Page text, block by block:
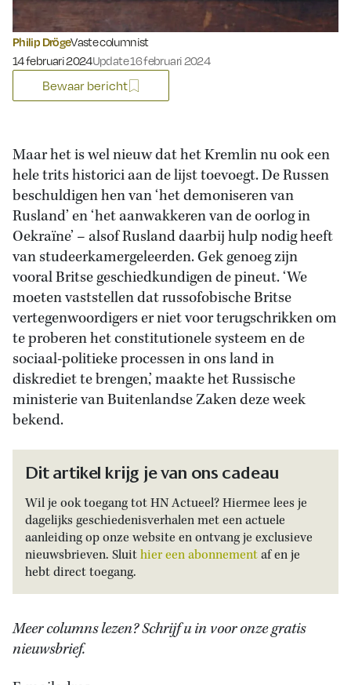
Philip DrögeVaste columnist
Gepubliceerd op:
14 februari 2024Update 16 februari 2024
Bewaar bericht
Maar het is wel nieuw dat het Kremlin nu ook een
hele trits historici aan de lijst toevoegt. De Russen
beschuldigen hen van ‘het demoniseren van
Rusland’ en ‘het aanwakkeren van de oorlog in
Oekraïne’ – alsof Rusland daarbij hulp nodig heeft
van studeerkamergeleerden. Gek genoeg zijn
vooral Britse geschiedkundigen de pineut. ‘We
moeten vaststellen dat russofobische Britse
vertegenwoordigers er niet voor terugschrikken om
te proberen het constitutionele systeem en de
sociaal-politieke processen in ons land in
diskrediet te brengen,’ maakte het Russische
ministerie van Buitenlandse Zaken deze week
bekend.
Dit artikel krijg je van ons cadeau
Wil je ook toegang tot HN Actueel? Hiermee lees je
dagelijks geschiedenisverhalen met een actuele
aanleiding op onze website en ontvang je exclusieve
nieuwsbrieven. Sluithier een abonnementaf en je
hebt direct toegang.
Meer columns lezen? Schrijf u in voor onze gratis
nieuwsbrief.